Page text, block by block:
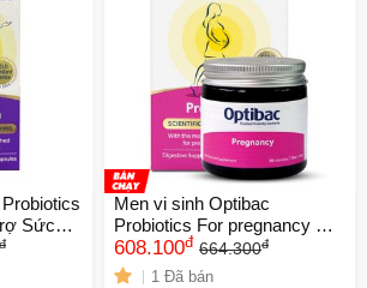
Sức
Phụ Nữ
Quốc
đ
Men vi sinh Optibac
Probiotics For pregnancy UK
cho mẹ bầu và sau sinh - 30
Viên
608.100đ 664.300đ
1 Đã bán